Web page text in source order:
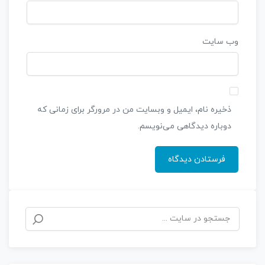
وب‌ سایت
ذخیره نام، ایمیل و وبسایت من در مرورگر برای زمانی که
دوباره دیدگاهی می‌نویسم.